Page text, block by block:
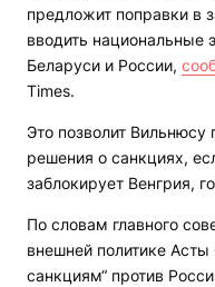
предложит поправки в
вводить национальные
Беларуси и России,
Times.
Это позволит
решения о санкциях,
заблокирует Венгрия,
По словам главного
внешней политике Асты
санкциям“ против